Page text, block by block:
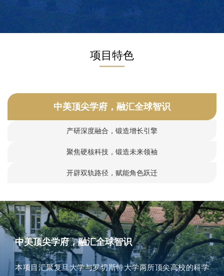
项目特色
中美顶尖学府，融汇全球智识
产研深度融合，锻造增长引擎
聚焦硬核科技，锻造未来领袖
开辟双轨路径，赋能角色跃迁
中美顶尖学府，融汇全球智识
本项目汇聚复旦大学与罗切斯特大学两所顶尖高校的科学